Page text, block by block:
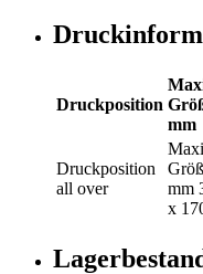
Druckposition
mm
Druckposition
all over
mm
x